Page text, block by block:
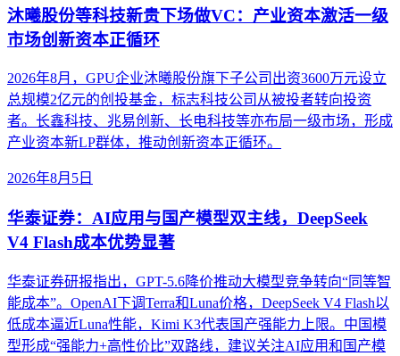
沐曦股份等科技新贵下场做VC：产业资本激活一级
市场创新资本正循环
2026年8月，GPU企业沐曦股份旗下子公司出资3600万元设立
总规模2亿元的创投基金，标志科技公司从被投者转向投资
者。长鑫科技、兆易创新、长电科技等亦布局一级市场，形成
产业资本新LP群体，推动创新资本正循环。
2026年8月5日
华泰证券：AI应用与国产模型双主线，DeepSeek
V4 Flash成本优势显著
华泰证券研报指出，GPT-5.6降价推动大模型竞争转向“同等智
能成本”。OpenAI下调Terra和Luna价格，DeepSeek V4 Flash以
低成本逼近Luna性能，Kimi K3代表国产强能力上限。中国模
型形成“强能力+高性价比”双路线，建议关注AI应用和国产模